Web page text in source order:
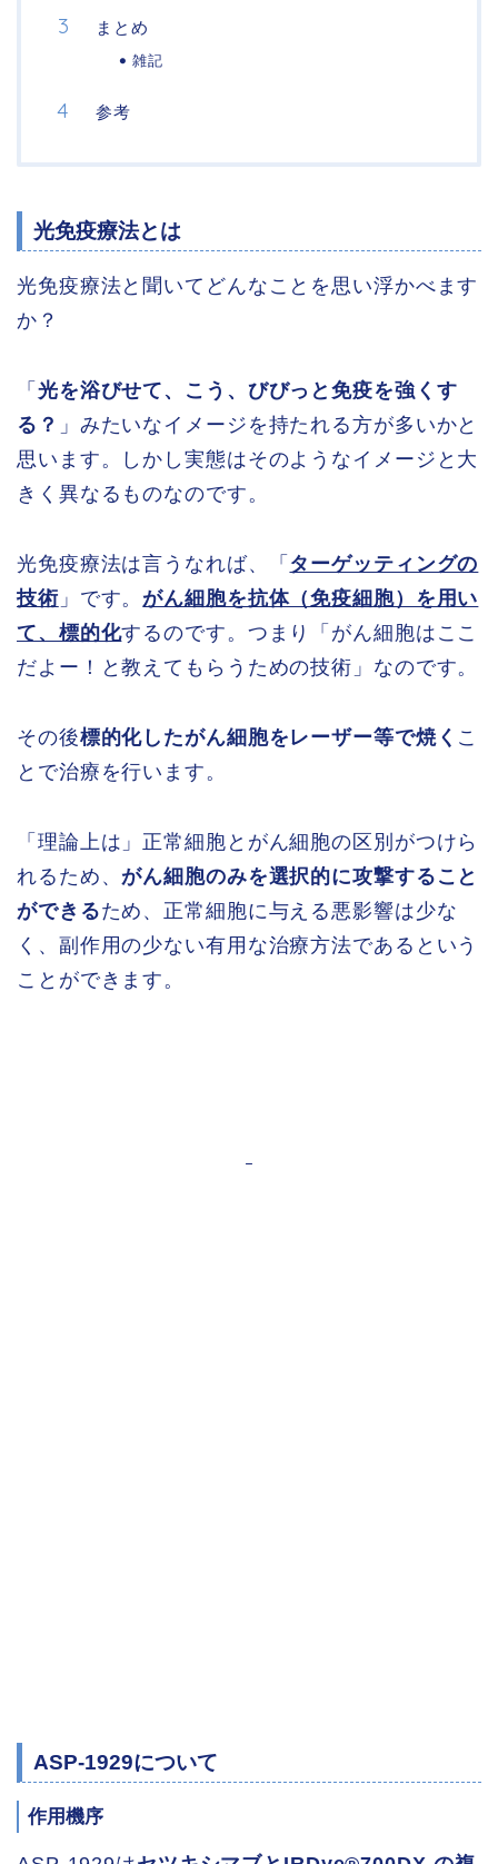
まとめ
雑記
参考
光免疫療法とは
光免疫療法と聞いてどんなことを思い浮かべます
か？
「 光を浴びせて、こう、びびっと免疫を強くす
る？ 」みたいなイメージを持たれる方が多いかと
思います。しかし実態はそのようなイメージと大
きく異なるものなのです。
光免疫療法は言うなれば、「 ターゲッティングの
技術 」です。 がん細胞を抗体（免疫細胞）を用い
て、標的化するのです。つまり「がん細胞はここ
だよー！と教えてもらうための技術」なのです。
その後標的化したがん細胞をレーザー等で焼く こ
とで治療を行います。
「理論上は」正常細胞とがん細胞の区別がつけら
れるため、 がん細胞のみを選択的に攻撃すること
ができるため、正常細胞に与える悪影響は少な
く、副作用の少ない有用な治療方法であるという
ことができます。
ASP-1929について
作用機序